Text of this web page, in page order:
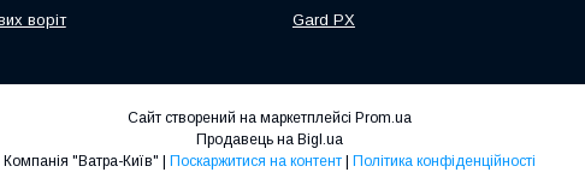
воріт
Gard PX
Сайт створений на маркетплейсі Prom.ua
Продавець на Bigl.ua
Поскаржитися на контент Політика конфіденційності